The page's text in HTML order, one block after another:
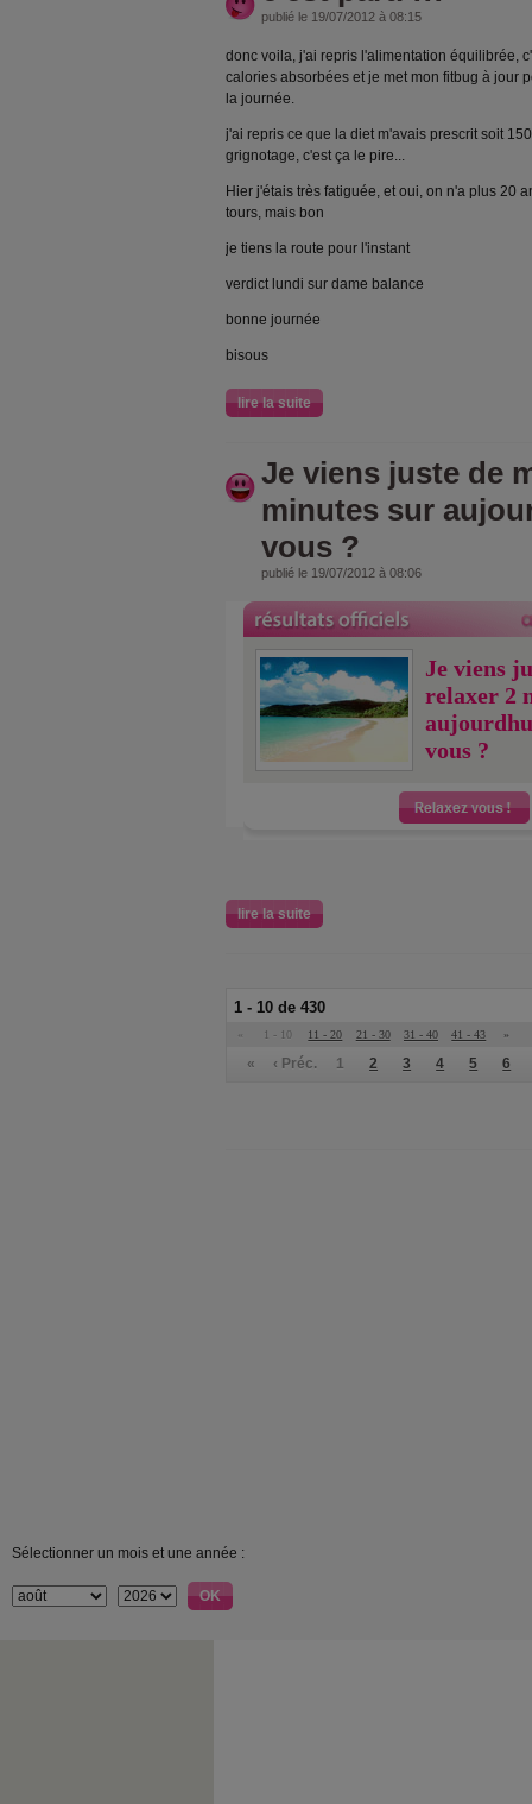
publié le 19/07/2012 à 08:15
donc voila, j'ai repris l'alimentation équilibrée,
calories absorbées et je met mon fitbug à jour
la journée.
j'ai repris ce que la diet m'avais prescrit soit
grignotage, c'est ça le pire...
Hier j'étais très fatiguée, et oui, on n'a plus 20
tours, mais bon
je tiens la route pour l'instant
verdict lundi sur dame balance
bonne journée
bisous
lire la suite
Je viens juste de
minutes sur
vous ?
publié le 19/07/2012 à 08:06
Je viens
relaxer 2
vous ?
lire la suite
1 - 10 de 430
« 1 - 10 11 - 20 21 - 30 31 - 40 41 - 43 »
« ‹ Préc. 1 2 3 4 5 6
Sélectionner un mois et une année :